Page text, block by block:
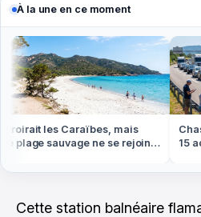
À la une en ce moment
les Caraïbes, mais
sauvage ne se rejoint
15
Cette station balnéaire